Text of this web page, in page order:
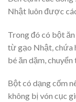
Nhật luôn được
Trong đó có bột
từ gạo Nhật, chứa
bé ăn dặm,
Bột có dạng cốm
không bị vón cục